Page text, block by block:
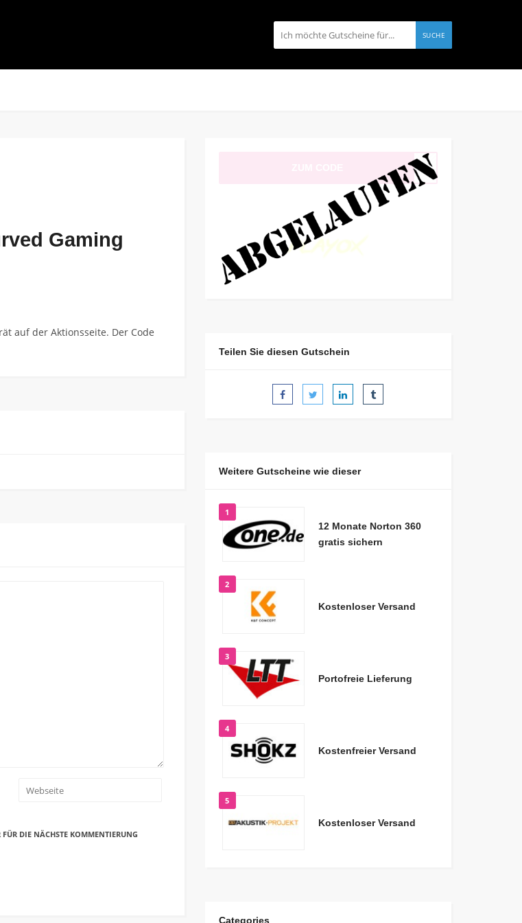
SUCHE
Gaming
auf der Aktionsseite. Der Code
DIE NÄCHSTE KOMMENTIERUNG
RD14
Teilen Sie diesen Gutschein
Weitere Gutscheine wie dieser
1
12 Monate Norton 360
gratis sichern
2
Kostenloser Versand
3
Portofreie Lieferung
4
Kostenfreier Versand
5
Kostenloser Versand
Categories